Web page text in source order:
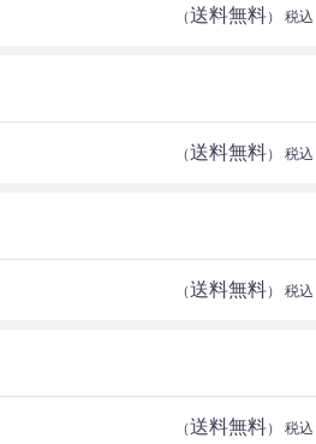
（送料無料） 税込
（送料無料） 税込
（送料無料） 税込
（送料無料） 税込